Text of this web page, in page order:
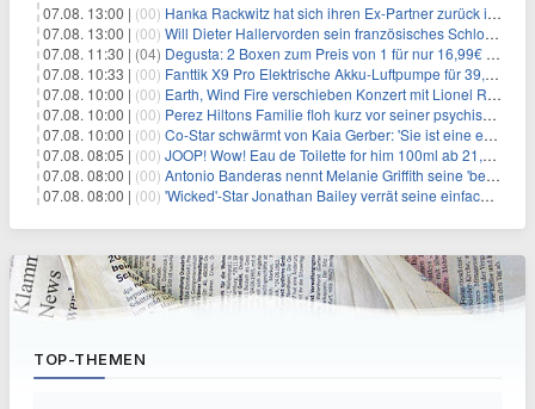
07.08. 13:00 | (00) Hanka Rackwitz hat sich ihren Ex-Partner zurück ins Haus geholt
07.08. 13:00 | (00) Will Dieter Hallervorden sein französisches Schloss verkaufen?
07.08. 11:30 | (04) Degusta: 2 Boxen zum Preis von 1 für nur 16,99€ inkl. Versand
07.08. 10:33 | (00) Fanttik X9 Pro Elektrische Akku-Luftpumpe für 39,99€
07.08. 10:00 | (00) Earth, Wind Fire verschieben Konzert mit Lionel Richie nach medizinischem Notfall
07.08. 10:00 | (00) Perez Hiltons Familie floh kurz vor seiner psychischen Krise aus dem Haus
07.08. 10:00 | (00) Co-Star schwärmt von Kaia Gerber: 'Sie ist eine echte Künstlerin'
07.08. 08:05 | (00) JOOP! Wow! Eau de Toilette for him 100ml ab 21,84€ im Sparabo
07.08. 08:00 | (00) Antonio Banderas nennt Melanie Griffith seine 'beste Freundin'
07.08. 08:00 | (00) 'Wicked'-Star Jonathan Bailey verrät seine einfache Hautpflegeroutine
TOP-THEMEN